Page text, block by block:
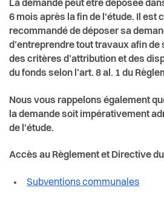
La demande peut être déposée
6 mois après la fin de l'étude. Il est
recommandé de déposer sa
d’entreprendre tout travaux afin de
des critères d’attribution et des
du fonds selon l’art. 8 al. 1 du
Nous vous rappelons également
la demande soit impérativement
de l'étude.
Accès au Règlement et Directive
Subventions communales